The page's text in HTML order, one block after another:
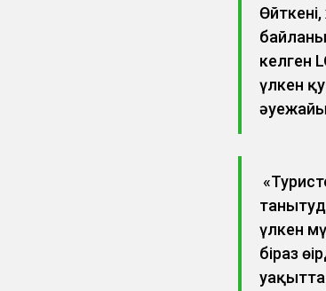
келген
үлкен
үлкен
біраз